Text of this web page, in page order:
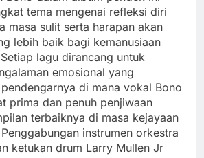
tema mengenai refleksi diri
masa sulit serta harapan akan
lebih baik bagi kemanusiaan
lagu dirancang untuk
emosional yang
di mana vokal Bono
prima dan penuh penjiwaan
terbaiknya di masa kejayaan
instrumen orkestra
ketukan drum Larry Mullen Jr